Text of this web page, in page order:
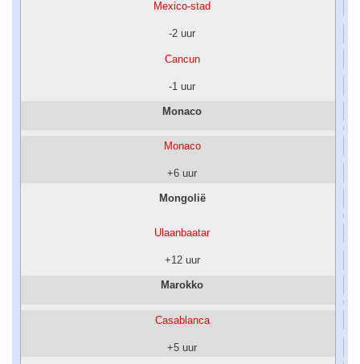
Mexico-stad
-2 uur
Cancun
-1 uur
Monaco
Monaco
+6 uur
Mongolië
Ulaanbaatar
+12 uur
Marokko
Casablanca
+5 uur